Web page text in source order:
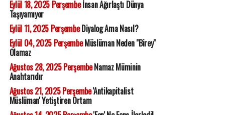
Eylül 18, 2025 Perşembeİnsan Ağırlaştı Dünya
Taşıyamıyor
Eylül 11, 2025 PerşembeDiyalog Ama Nasıl?
Eylül 04, 2025 PerşembeMüslüman Neden "Birey"
Olamaz
Ağustos 28, 2025 PerşembeNamaz Müminin
Anahtarıdır
Ağustos 21, 2025 Perşembe'Antikapitalist
Müslüman' Yetiştiren Ortam